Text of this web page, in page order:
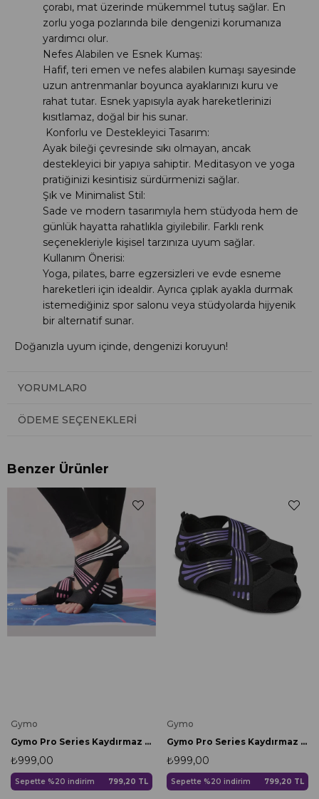
çorabı, mat üzerinde mükemmel tutuş sağlar. En
zorlu yoga pozlarında bile dengenizi korumanıza
yardımcı olur.
Nefes Alabilen ve Esnek Kumaş:
Hafif, teri emen ve nefes alabilen kumaşı sayesinde
uzun antrenmanlar boyunca ayaklarınızı kuru ve
rahat tutar. Esnek yapısıyla ayak hareketlerinizi
kısıtlamaz, doğal bir his sunar.
Konforlu ve Destekleyici Tasarım:
Ayak bileği çevresinde sıkı olmayan, ancak
destekleyici bir yapıya sahiptir. Meditasyon ve yoga
pratiğinizi kesintisiz sürdürmenizi sağlar.
Şık ve Minimalist Stil:
Sade ve modern tasarımıyla hem stüdyoda hem de
günlük hayatta rahatlıkla giyilebilir. Farklı renk
seçenekleriyle kişisel tarzınıza uyum sağlar.
Kullanım Önerisi:
Yoga, pilates, barre egzersizleri ve evde esneme
hareketleri için idealdir. Ayrıca çıplak ayakla durmak
istemediğiniz spor salonu veya stüdyolarda hijyenik
bir alternatif sunar.
Doğanızla uyum içinde, dengenizi koruyun!
YORUMLAR0
ÖDEME SEÇENEKLERI
Benzer Ürünler
Gymo
Gymo Pro Series Kaydırmaz Tabanlı Yoga Pilates Ayakkabısı Fuşya
₺999,00
Sepette %20 indirim 799,20 TL
Gymo
Gymo Pro Series Kaydırmaz Tabanlı Yoga Pilates Ayakkabısı Lila
₺999,00
Sepette %20 indirim 799,20 TL